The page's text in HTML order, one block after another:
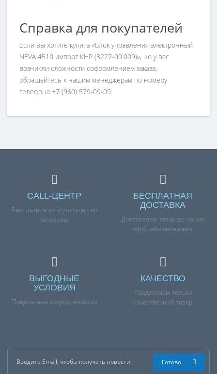
Справка для покупателей
Если вы хотите купить «Блок управления электронный
NEVA 4510 импорт КНР (3227-00.009)», но у вас
возникли сложности соформлением заказа,
обращайтесь к нашим менеджерам по номеру
телефона +7 (960) 579-09-09.
CALL-ЦЕНТР
Бесплатные консультации по
телефону
БЕСПЛАТНАЯ
ДОСТАВКА
Доставляем товар до наших
оффлайн магазинов
ВЫГОДНЫЕ
УСЛОВИЯ
Предлагаем сотрудничество
КАЧЕСТВО
Предлагаем только
качественный товар
Готово